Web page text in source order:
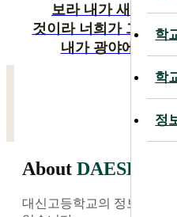
학
학
정
학
학
정
보라 내가 새 일을
것이라 너희가 그것을
내가 광야에 길을
이사
About DAESHIN
대신고등학교의 정보와 소